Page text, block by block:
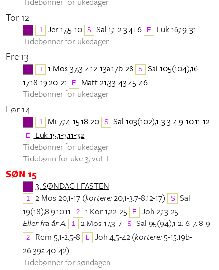
Tor 12
1 Jer 17,5-10 S Sal 1,1-2.3.4+6 E
Luk 16,19-31
Tidebønner for ukedagen
Fre 13
1 1 Mos 37,3-4.12-13a.17b-28 S
Sal 105(104),16-
17.18-19.20-21
E
Matt 21,33-43.45-46
Tidebønner for ukedagen
Lør 14
1 Mi 7,14-15.18-20 S Sal 103(102),1-3.3-4.9-10.11-12
E
Luk 15,1-3.11-32
Tidebønner for ukedagen
Tidebønn for uke 3, vol. II
SØN 15
3. SØNDAG I FASTEN
1 2 Mos 20,1-17 (kortere:20,1-3.7-8.12-17) S
Sal
19(18),8.9.10.11
2 1 Kor 1,22-25 E
Joh 2,13-25
Eller fra år A:
1 2 Mos 17,3-7 S Sal 95(94),1-2. 6-7. 8-9
2 Rom 5,1-2.5-8 E Joh 4,5-42 (kortere:5-15.19b-
26.39a.40-42)
Tidebønner for søndagen